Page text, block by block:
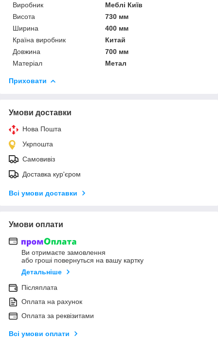
Виробник
Меблі Київ
Висота
730 мм
Ширина
400 мм
Країна виробник
Китай
Довжина
700 мм
Матеріал
Метал
Приховати
Умови доставки
Нова Пошта
Укрпошта
Самовивіз
Доставка кур'єром
Всі умови доставки
Умови оплати
Ви отримаєте замовлення
або гроші повернуться на вашу картку
Детальніше
Післяплата
Оплата на рахунок
Оплата за реквізитами
Всі умови оплати